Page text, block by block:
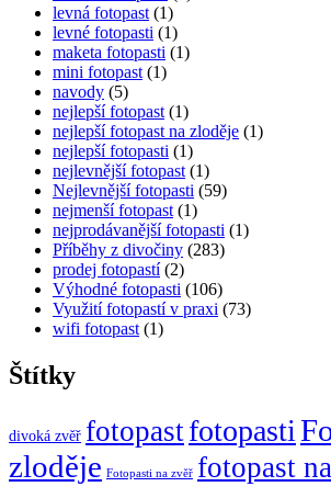
levná fotopast (1)
levné fotopasti (1)
maketa fotopasti (1)
mini fotopast (1)
navody (5)
nejlepší fotopast (1)
nejlepší fotopast na zloděje (1)
nejlepší fotopasti (1)
nejlevnější fotopast (1)
Nejlevnější fotopasti (59)
nejmenší fotopast (1)
nejprodávanější fotopasti (1)
Příběhy z divočiny (283)
prodej fotopastí(2)
Výhodné fotopasti (106)
Využití fotopastí v praxi (73)
wifi fotopast (1)
Štítky
divoká zvěř fotopastfotopasti
zloděje Fotopasti na zvěř fotopast